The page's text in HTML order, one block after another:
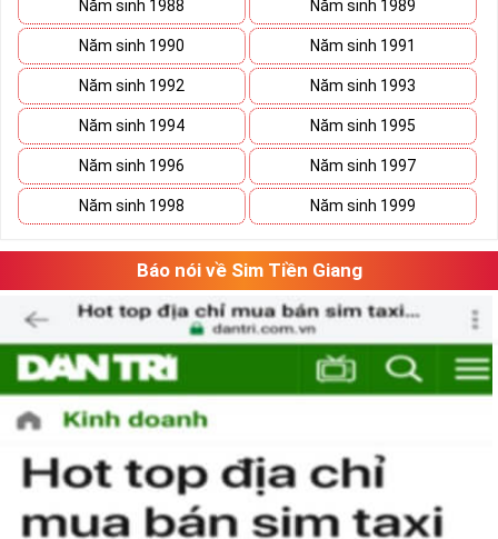
Xã Kho Sim Số Đẹp Giá rẻ
Có thể bạn sẽ tiết kiệm được ngân sách khá lớn nếu vô tình
Hãy lưu giữ nó lại và tiếp tục ngắm nghía danh sách sim số
đẹp khác. Khi đã có cái nhìn tổng quan và lựa chọn được
vài dãy số ưng ý, việc tiếp theo của bạn là cân đo đong đếm
xem sim nào là phù hợp với cá nhân mình nhất.
Việc này sẽ tốn không ít thời gian, nhưng nếu đã chấp nhận
bỏ ra một số tiền lớn thì việc cân nhắc lâu cũng là điều dễ
hiểu.
Tham khảo ngay:Danh Sách Sim Số Đẹp VIettel
Năm sinh 1988 Năm sinh 1989
Năm sinh 1990 Năm sinh 1991
Năm sinh 1992 Năm sinh 1993
Năm sinh 1994 Năm sinh 1995
Năm sinh 1996 Năm sinh 1997
Năm sinh 1998 Năm sinh 1999
Báo nói về Sim Tiền Giang